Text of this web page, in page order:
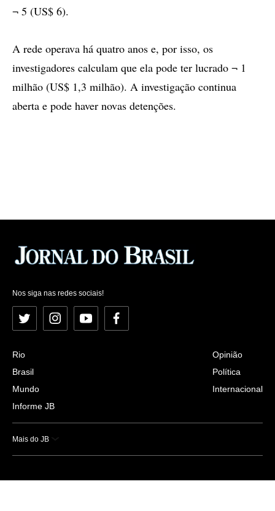
¬ 5 (US$ 6).
A rede operava há quatro anos e, por isso, os
investigadores calculam que ela pode ter lucrado ¬ 1
milhão (US$ 1,3 milhão). A investigação continua
aberta e pode haver novas detenções.
Nos siga nas redes sociais!
Twitter InstagramYouTubeFacebook
Rio
Brasil
Mundo
Informe JB
Opinião
Política
Internacional
Mais do JB
Esportes